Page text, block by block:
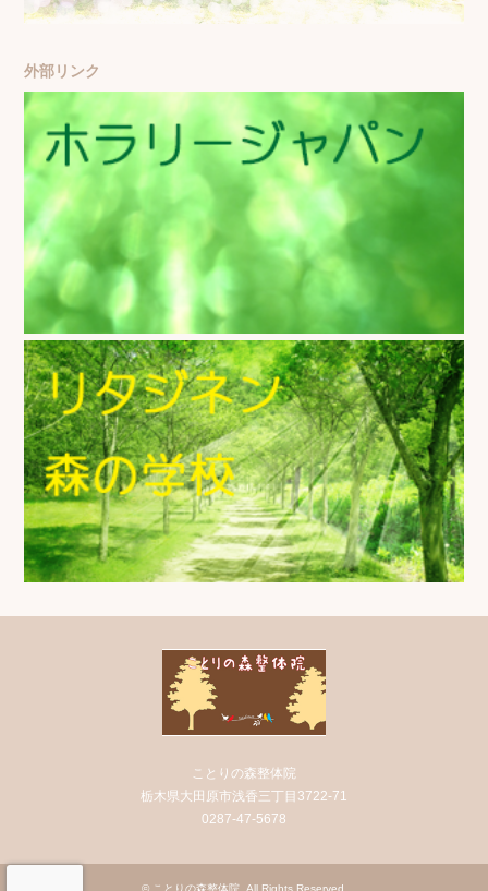
外部リンク
ことりの森整体院
栃木県大田原市浅香三丁目3722-71
0287-47-5678